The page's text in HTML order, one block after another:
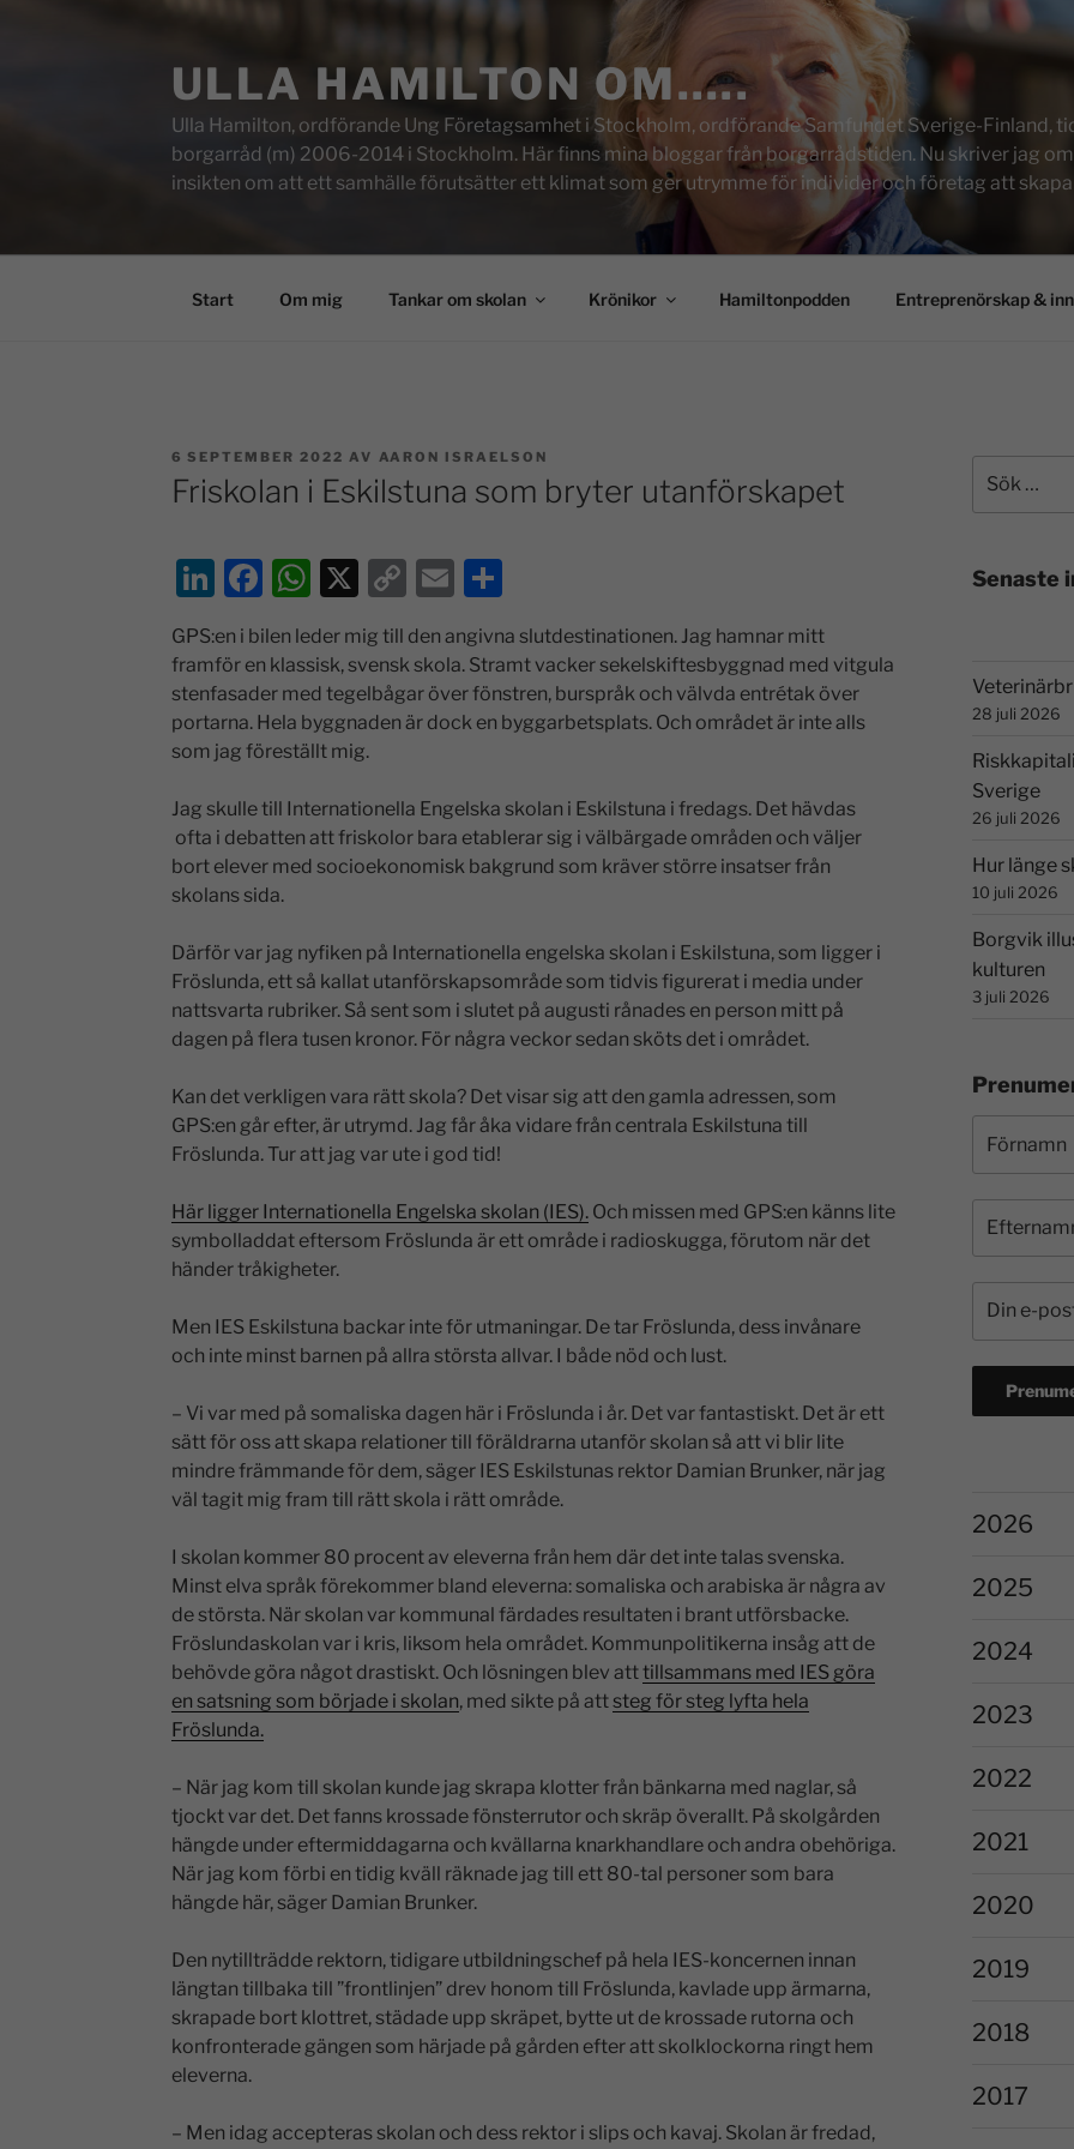
ULLA HAMILTON OM…..
Ulla Hamilton, ordförande Ung Företagsamhet i Stockholm, ordförande Samfundet Sverige-Finland,
borgarråd (m) 2006-2014 i Stockholm. Här finns mina bloggar från borgarrådstiden. Nu skriver jag
insikten om att ett samhälle förutsätter ett klimat som ger utrymme för individer och företag att
Start Om mig Tankar om skolan Krönikor Hamiltonpodden Entreprenörskap &
6 SEPTEMBER 2022 AV AARON ISRAELSON
Friskolan i Eskilstuna som bryter utanförskapet
Li
k
e
dI
n
F
a
c
e
b
o
o
k
W
h
at
s
A
p
p
X
C
o
p
y
Li
k
E
m
ai
l
D
el
a
GPS:en i bilen leder mig till den angivna slutdestinationen. Jag hamnar mitt
framför en klassisk, svensk skola. Stramt vacker sekelskiftesbyggnad med vitgula
stenfasader med tegelbågar över fönstren, burspråk och välvda entrétak över
portarna. Hela byggnaden är dock en byggarbetsplats. Och området är inte alls
som jag föreställt mig.
Jag skulle till Internationella Engelska skolan i Eskilstuna i fredags. Det hävdas
ofta i debatten att friskolor bara etablerar sig i välbärgade områden och väljer
bort elever med socioekonomisk bakgrund som kräver större insatser från
skolans sida.
Därför var jag nyfiken på Internationella engelska skolan i Eskilstuna, som ligger i
Fröslunda, ett så kallat utanförskapsområde som tidvis figurerat i media under
nattsvarta rubriker. Så sent som i slutet på augusti rånades en person mitt på
dagen på flera tusen kronor. För några veckor sedan sköts det i området.
Kan det verkligen vara rätt skola? Det visar sig att den gamla adressen, som
GPS:en går efter, är utrymd. Jag får åka vidare från centrala Eskilstuna till
Fröslunda. Tur att jag var ute i god tid!
Här ligger Internationella Engelska skolan (IES).Och missen med GPS:en känns lite
symbolladdat eftersom Fröslunda är ett område i radioskugga, förutom när det
händer tråkigheter.
Men IES Eskilstuna backar inte för utmaningar. De tar Fröslunda, dess invånare
och inte minst barnen på allra största allvar. I både nöd och lust.
– Vi var med på somaliska dagen här i Fröslunda i år. Det var fantastiskt. Det är ett
sätt för oss att skapa relationer till föräldrarna utanför skolan så att vi blir lite
mindre främmande för dem, säger IES Eskilstunas rektor Damian Brunker, när jag
väl tagit mig fram till rätt skola i rätt område.
I skolan kommer 80 procent av eleverna från hem där det inte talas svenska.
Minst elva språk förekommer bland eleverna: somaliska och arabiska är några av
de största. När skolan var kommunal färdades resultaten i brant utförsbacke.
Fröslundaskolan var i kris, liksom hela området. Kommunpolitikerna insåg att de
behövde göra något drastiskt. Och lösningen blev atttillsammans med IES göra
en satsning som började i skolan, med sikte på attsteg för steg lyfta hela
Fröslunda.
– När jag kom till skolan kunde jag skrapa klotter från bänkarna med naglar, så
tjockt var det. Det fanns krossade fönsterrutor och skräp överallt. På skolgården
hängde under eftermiddagarna och kvällarna knarkhandlare och andra obehöriga.
När jag kom förbi en tidig kväll räknade jag till ett 80-tal personer som bara
hängde här, säger Damian Brunker.
Den nytillträdde rektorn, tidigare utbildningschef på hela IES-koncernen innan
längtan tillbaka till ”frontlinjen” drev honom till Fröslunda, kavlade upp ärmarna,
skrapade bort klottret, städade upp skräpet, bytte ut de krossade rutorna och
konfronterade gängen som härjade på gården efter att skolklockorna ringt hem
eleverna.
– Men idag accepteras skolan och dess rektor i slips och kavaj. Skolan är fredad,
Senaste
28 juli 2026
Sverige
26 juli 2026
Hur länge
10 juli 2026
Borgvik
kulturen
3 juli 2026
2026
2025
2024
2023
2022
2021
2020
2019
2018
2017